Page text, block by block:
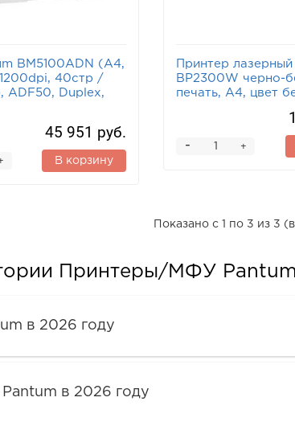
BM5100ADN (A4,
40стр /
ADF50, Duplex,
45 951 руб.
В корзину
Принтер
BP2300W черно-
печать, A4, цвет
+
-
Показано с 1 по 3 из 3
Принтеры/МФУ Pantum
в 2026 году
в 2026 году